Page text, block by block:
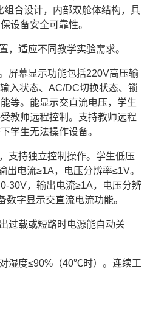
合设计，内部双舱体结构，具
设备安全可靠性。
，适应不同教学实验需求。
屏幕显示功能包括220V高压输
入状态、AC/DC切换状态、锁
等。能显示交直流电压，学生
教师远程控制。支持教师远程
学生无法操作设备。
支持独立控制操作。学生低压
出电流≥1A，电压分辨率≤1V。
30V，输出电流≥1A，电压分辨
字显示交直流电流功能。
过载或短路时电源能自动关
湿度≤90%（40℃时）。连续工